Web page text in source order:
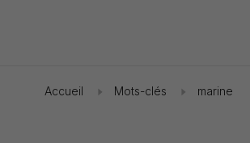
Accueil Mots-clés marine